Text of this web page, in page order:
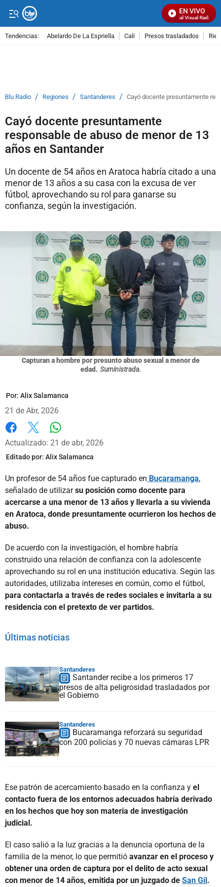
EN VIVO
Señal Visual Radio
Tendencias: Abelardo De La Espriella Cali Presos trasladados
Blu Radio / Regiones / Santanderes / Cayó docente presuntamente
Cayó docente presuntamente
responsable de abuso de menor de 13
años en Santander
Un docente de 54 años en Aratoca habría citado a una
menor de 13 años a su casa con la excusa de ver
fútbol, aprovechando su rol para ganarse su
confianza, según la investigación.
Capturan a hombre por presunto abuso sexual a menor de
edad. Suministrada.
Por: Alix Salamanca
21 de Abr, 2026
Facebook
X
Actualizado: 21 de abr, 2026
Editado por: Alix Salamanca
Un profesor de 54 años fue capturado en Bucaramanga,
señalado de utilizarsu posición como docente para
acercarse a una menor de 13 años y llevarla a su vivienda
en Aratoca, donde presuntamente ocurrieron los hechos de
abuso.
De acuerdo con la investigación, el hombre habría
construido una relación de confianza con la adolescente
aprovechando su rol en una institución educativa. Según las
autoridades, utilizaba intereses en común, como el fútbol,
para contactarla a través de redes sociales e invitarla a su
residencia con el pretexto de ver partidos.
Últimas noticias
Santanderes
Santander recibe a los primeros 17
presos de alta peligrosidad trasladados por
el Gobierno
Santanderes
Bucaramanga reforzará su seguridad
con 200 policías y 70 nuevas cámaras LPR
Ese patrón de acercamiento basado en la confianza y el
contacto fuera de los entornos adecuados habría derivado
en los hechos que hoy son materia de investigación
judicial.
El caso salió a la luz gracias a la denuncia oportuna de la
familia de la menor, lo que permitió avanzar en el proceso y
obtener una orden de captura por el delito de acto sexual
con menor de 14 años, emitida por un juzgado de San Gil.